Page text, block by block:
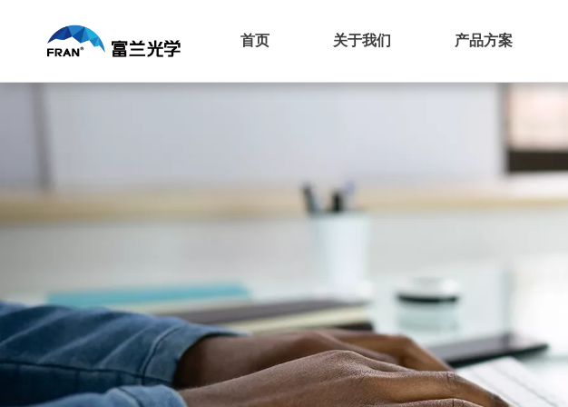
首页 关于我们 产品方案